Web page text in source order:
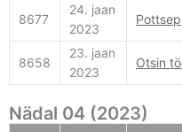
8677
24. jaan
2023
8658
23. jaan
2023
Otsin
Nädal 04 (2023)